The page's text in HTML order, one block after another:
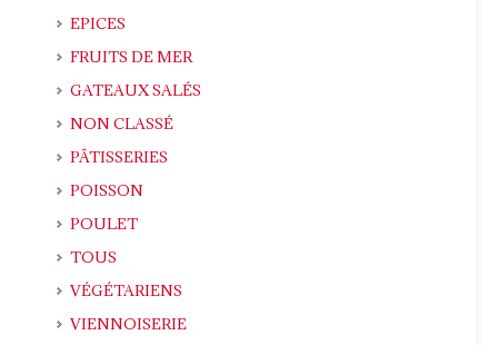
EPICES
FRUITS DE MER
GATEAUX SALÉS
NON CLASSÉ
PÂTISSERIES
POISSON
POULET
TOUS
VÉGÉTARIENS
VIENNOISERIE